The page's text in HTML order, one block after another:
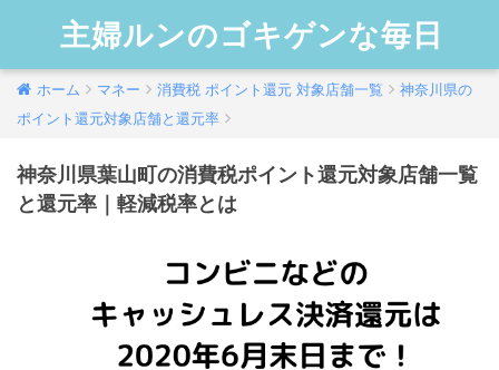
主婦ルンのゴキゲンな毎日
ホーム マネー 消費税 ポイント還元 対象店舗一覧
神奈川県の
ポイント還元対象店舗と還元率
神奈川県葉山町の消費税ポイント還元対象店舗一覧
と還元率｜軽減税率とは